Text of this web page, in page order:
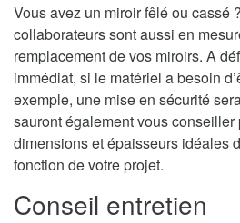
Vous avez un miroir fêlé ou cassé
collaborateurs sont aussi en
remplacement de vos miroirs. A
immédiat, si le matériel a besoin
exemple, une mise en sécurité
sauront également vous conseiller
dimensions et épaisseurs idéales
fonction de votre projet.
Conseil entretien